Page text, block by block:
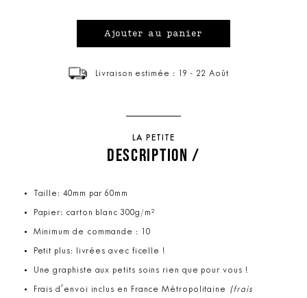
Livraison estimée : 19 - 22 Août
LA PETITE
DESCRIPTION /
Taille: 40mm par 60mm
Papier: carton blanc 300g/m²
Minimum de commande : 10
Petit plus: livrées avec ficelle !
Une graphiste aux petits soins rien que pour vous !
Frais d'envoi inclus en France Métropolitaine (frais